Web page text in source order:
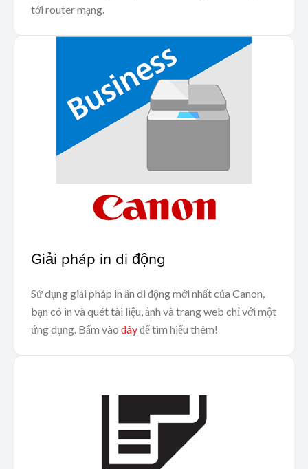
tới router mạng.
Giải pháp in di động
Sử dụng giải pháp in ấn di động mới nhất của Canon,
bạn có in và quét tài liệu, ảnh và trang web chỉ với một
ứng dụng. Bấm vào đâyđể tìm hiểu thêm!